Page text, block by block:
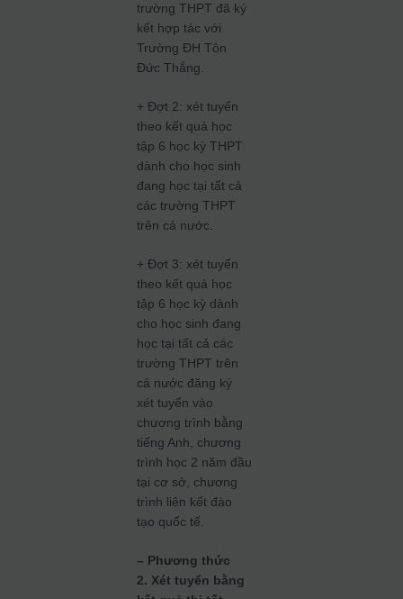
trường THPT đã ký
kết hợp tác với
Trường ĐH Tôn
Đức Thắng.
+ Đợt 2: xét tuyển
theo kết quả học
tập 6 học kỳ THPT
dành cho học sinh
đang học tại tất cả
các trường THPT
trên cả nước.
+ Đợt 3: xét tuyển
theo kết quả học
tập 6 học kỳ dành
cho học sinh đang
học tại tất cả các
trường THPT trên
cả nước đăng ký
xét tuyển vào
chương trình bằng
tiếng Anh, chương
trình học 2 năm đầu
tại cơ sở, chương
trình liên kết đào
tạo quốc tế.
– Phương thức
2. Xét tuyển bằng